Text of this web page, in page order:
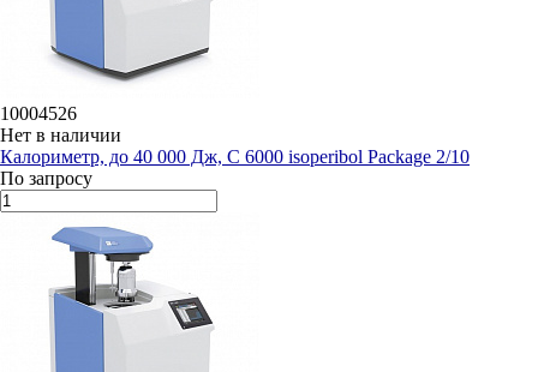
10004526
Нет в наличии
Калориметр, до 40 000 Дж, C 6000 isoperibol Package 2/10
По запросу